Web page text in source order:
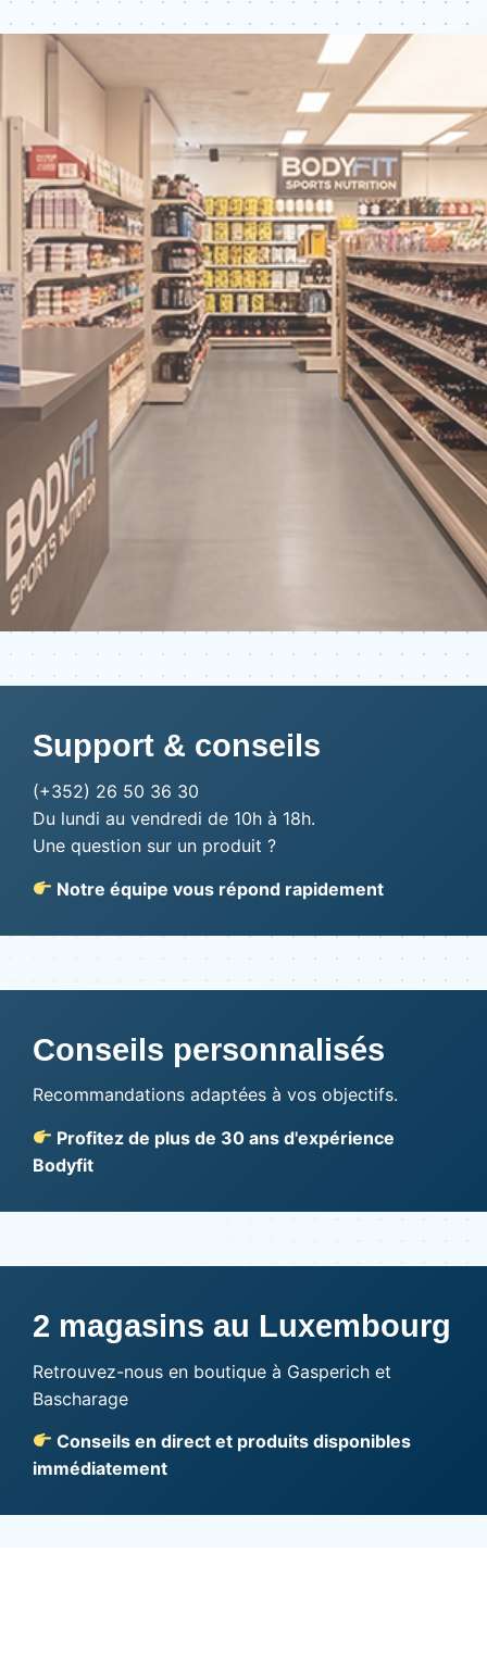
Support & conseils
(+352) 26 50 36 30
Du lundi au vendredi de 10h à 18h.
Une question sur un produit ?
Notre équipe vous répond rapidement
Conseils personnalisés
Recommandations adaptées à vos objectifs.
Profitez de plus de 30 ans d'expérience
Bodyfit
2 magasins au Luxembourg
Retrouvez-nous en boutique à Gasperich et
Bascharage
Conseils en direct et produits disponibles
immédiatement